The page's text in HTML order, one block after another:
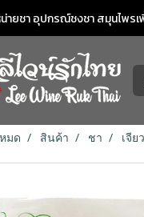
ายชา อุปกรณ์ชงชา สมุนไพร
มด สินค้า ชา เจีย